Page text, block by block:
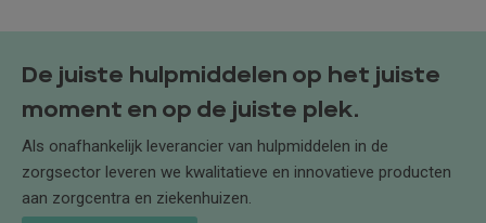
De juiste hulpmiddelen op het juiste
moment en op de juiste plek.
Als onafhankelijk leverancier van hulpmiddelen in de
zorgsector leveren we kwalitatieve en innovatieve producten
aan zorgcentra en ziekenhuizen.